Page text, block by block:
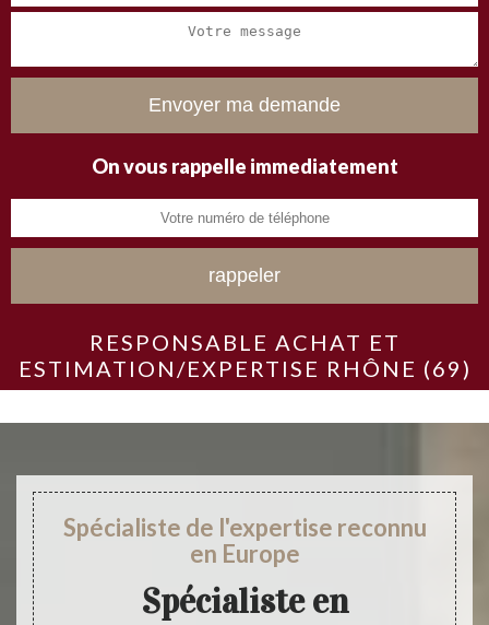
On vous rappelle immediatement
RESPONSABLE ACHAT ET
ESTIMATION/EXPERTISE RHÔNE (69)
Spécialiste de l'expertise reconnu
en Europe
Spécialiste en